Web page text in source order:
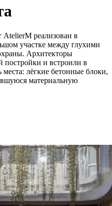
AtelierM реализован в
участке между глухими
Архитекторы
постройки и встроили в
лёгкие бетонные блоки,
материальную